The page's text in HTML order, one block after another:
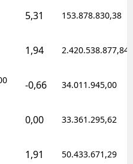
5,31 153.878.830,38
1,94 2.420.538.877,84
-0,66 34.011.945,00
0,00 33.361.295,62
1,91 50.433.671,29